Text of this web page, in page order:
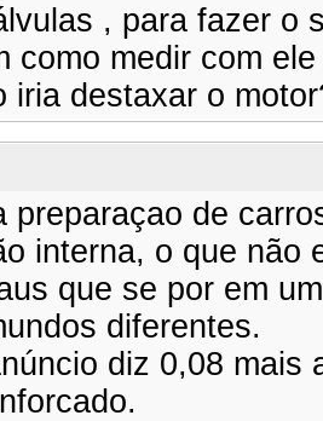
, para fazer o
como medir com
iria destaxar o
preparaçao de
interna, o que não
que se por em
diferentes.
diz 0,08 mais